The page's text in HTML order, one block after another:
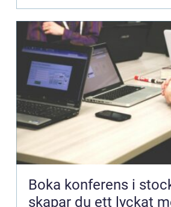
Boka konferens i
skapar du ett lyckat